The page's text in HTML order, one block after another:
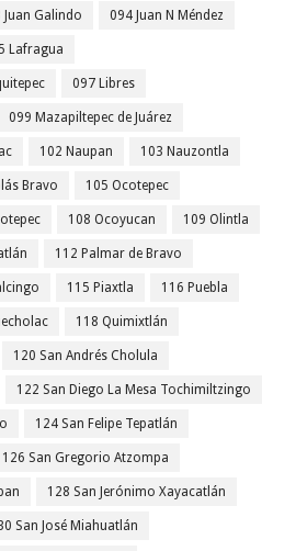
Juan Galindo 094 Juan N Méndez
Lafragua
097 Libres
099 Mazapiltepec de Juárez
102 Naupan 103 Nauzontla
Bravo 105 Ocotepec
108 Ocoyucan 109 Olintla
112 Palmar de Bravo
115 Piaxtla 116 Puebla
118 Quimixtlán
120 San Andrés Cholula
122 San Diego La Mesa Tochimiltzingo
124 San Felipe Tepatlán
126 San Gregorio Atzompa
128 San Jerónimo Xayacatlán
San José Miahuatlán